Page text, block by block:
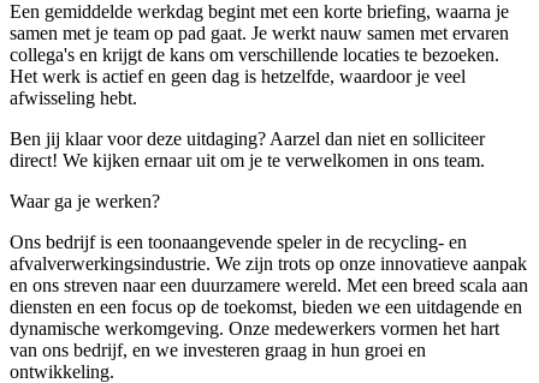
Een gemiddelde werkdag begint met een korte briefing, waarna je
samen met je team op pad gaat. Je werkt nauw samen met ervaren
collega's en krijgt de kans om verschillende locaties te bezoeken.
Het werk is actief en geen dag is hetzelfde, waardoor je veel
afwisseling hebt.
Ben jij klaar voor deze uitdaging? Aarzel dan niet en solliciteer
direct! We kijken ernaar uit om je te verwelkomen in ons team.
Waar ga je werken?
Ons bedrijf is een toonaangevende speler in de recycling- en
afvalverwerkingsindustrie. We zijn trots op onze innovatieve aanpak
en ons streven naar een duurzamere wereld. Met een breed scala aan
diensten en een focus op de toekomst, bieden we een uitdagende en
dynamische werkomgeving. Onze medewerkers vormen het hart
van ons bedrijf, en we investeren graag in hun groei en
ontwikkeling.